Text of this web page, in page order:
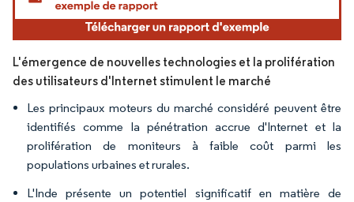
L'émergence de nouvelles technologies et la prolifération
des utilisateurs d'Internet stimulent le marché
Les principaux moteurs du marché considéré peuvent être
identifiés comme la pénétration accrue d'Internet et la
prolifération de moniteurs à faible coût parmi les
populations urbaines et rurales.
L'Inde présente un potentiel significatif en matière de